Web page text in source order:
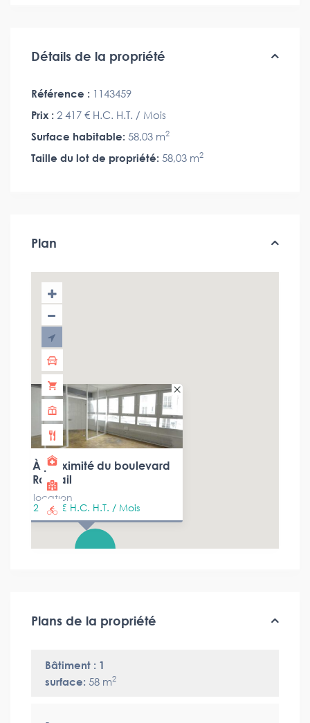
Détails de la propriété
Référence : 1143459
Prix : 2 417 € H.C. H.T. / Mois
Surface habitable: 58,03 m2
Taille du lot de propriété: 58,03 m2
Plan
À proximité du boulevard
Raspail
location
2 417 € H.C. H.T. / Mois
Plans de la propriété
Bâtiment : 1
surface: 58 m2